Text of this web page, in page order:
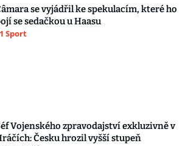
se vyjádřil ke spekulacím, které ho
se sedačkou u Haasu
Sport
Vojenského zpravodajství exkluzivně v
Česku hrozil vyšší stupeň